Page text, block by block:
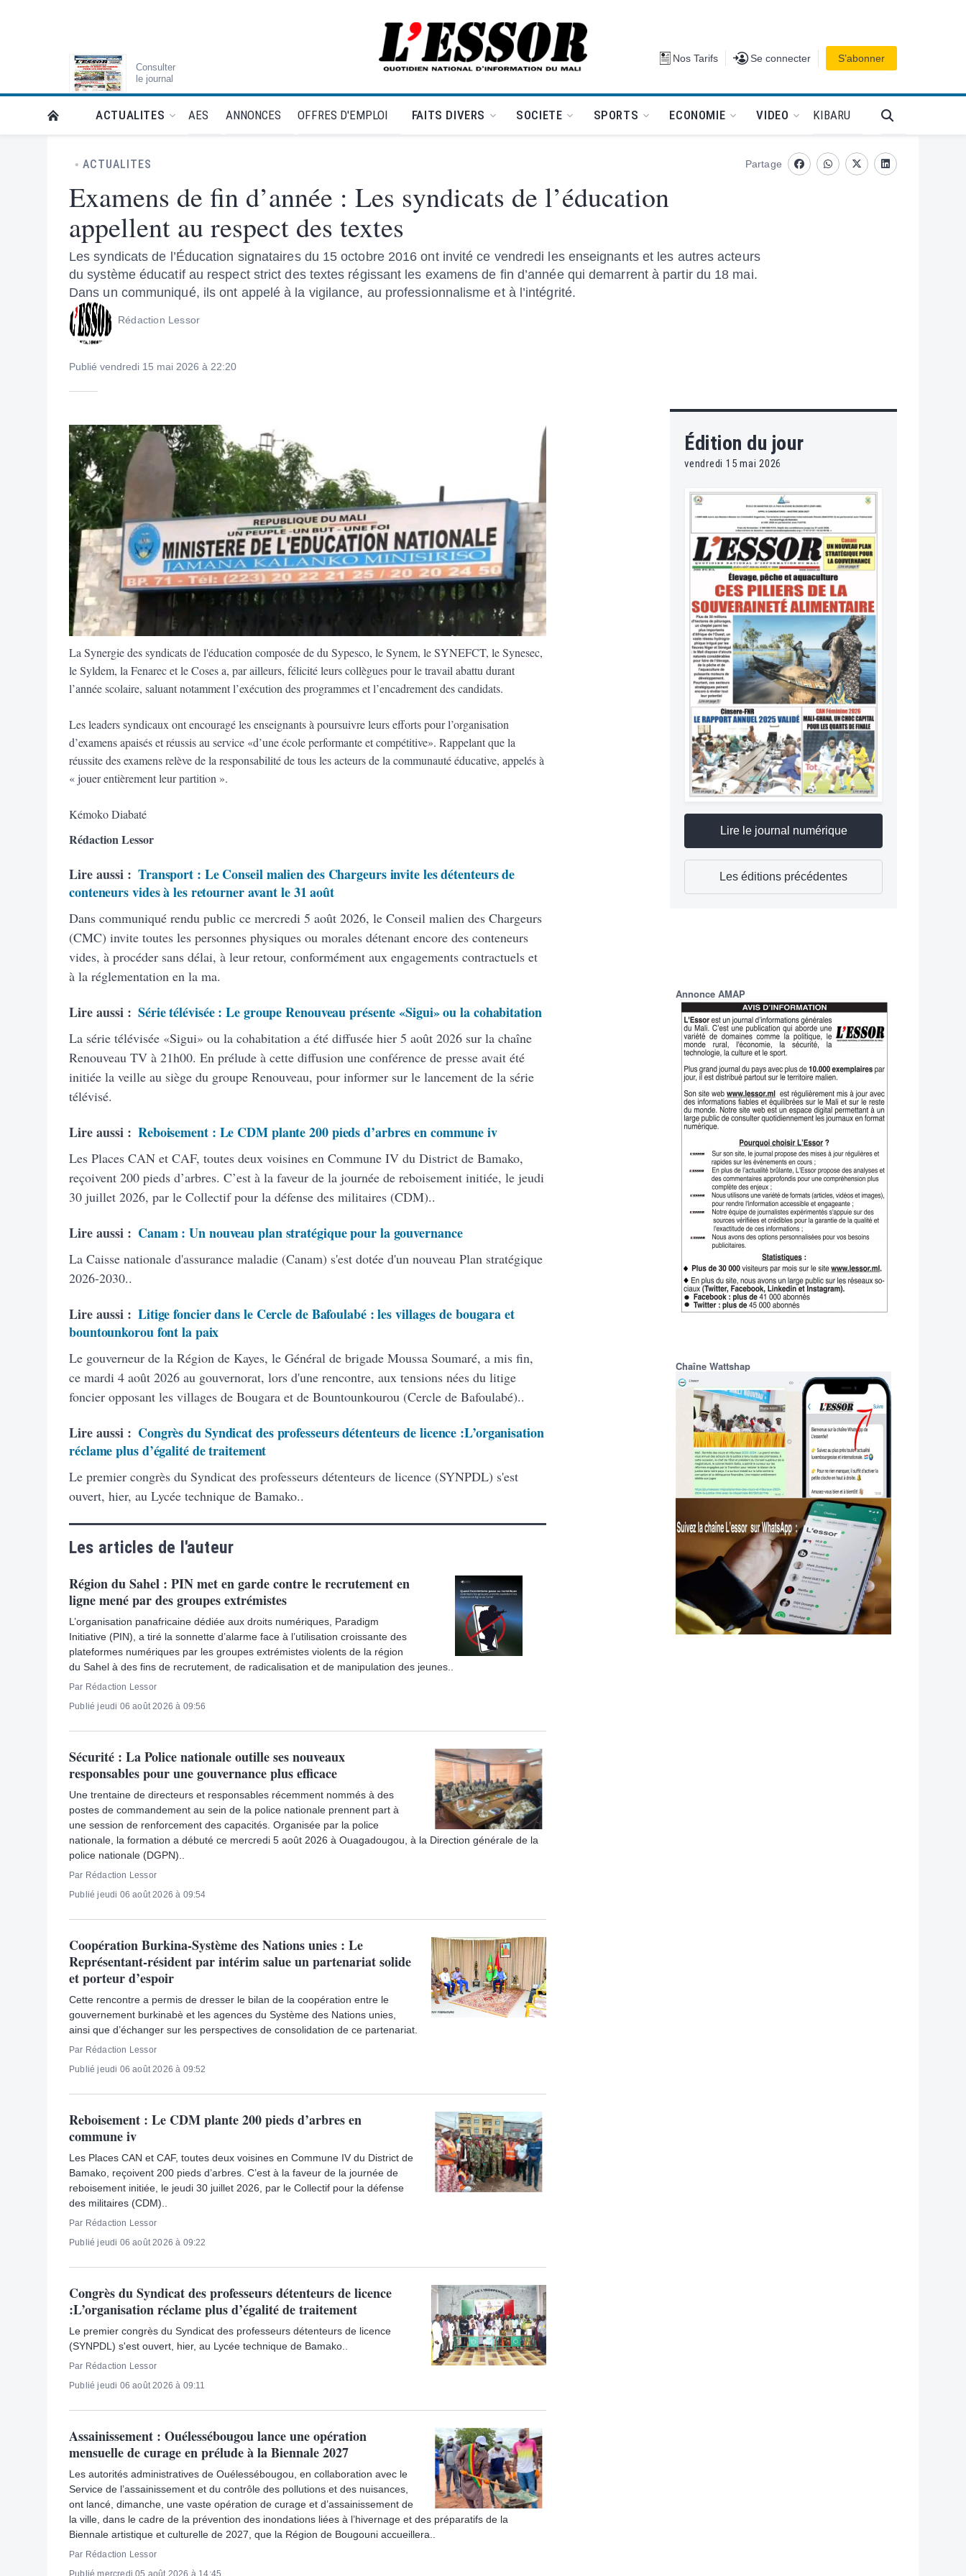
Consulter
le journal
L'Essor - retour à la une Nos Tarifs Se connecter
Se connecter S’abonner
RETOUR À LA PAGE D’ACCUEIL DE L'ESSOR
ACTUALITES AES ANNONCES OFFRES D'EMPLOI FAITS DIVERS SOCIETE SPORTS ECONOMIE VIDEO KIBARU
ACTUALITES
Examens de fin d’année : Les syndicats de l’éducation
appellent au respect des textes
Les syndicats de l’Éducation signataires du 15 octobre 2016 ont invité ce vendredi les enseignants et les autres acteurs
du système éducatif au respect strict des textes régissant les examens de fin d’année qui demarrent à partir du 18 mai.
Dans un communiqué, ils ont appelé à la vigilance, au professionnalisme et à l’intégrité.
Rédaction Lessor
Publié vendredi 15 mai 2026 à 22:20
Partage
FacebookwhatsappTwitterLinkedin
La Synergie des syndicats de l'éducation composée de du Sypesco, le Synem, le SYNEFCT, le Synesec,
le Syldem, la Fenarec et le Coses a, par ailleurs, félicité leurs collègues pour le travail abattu durant
l’année scolaire, saluant notamment l’exécution des programmes et l’encadrement des candidats.
Les leaders syndicaux ont encouragé les enseignants à poursuivre leurs efforts pour l’organisation
d’examens apaisés et réussis au service «d’une école performante et compétitive». Rappelant que la
réussite des examens relève de la responsabilité de tous les acteurs de la communauté éducative, appelés à
« jouer entièrement leur partition ».
Kémoko Diabaté
Rédaction Lessor
Lire aussi : Transport : Le Conseil malien des Chargeurs invite les détenteurs de
conteneurs vides à les retourner avant le 31 août
Dans communiqué rendu public ce mercredi 5 août 2026, le Conseil malien des Chargeurs
(CMC) invite toutes les personnes physiques ou morales détenant encore des conteneurs
vides, à procéder sans délai, à leur retour, conformément aux engagements contractuels et
à la réglementation en la ma.
Lire aussi : Série télévisée : Le groupe Renouveau présente «Sigui» ou la cohabitation
La série télévisée «Sigui» ou la cohabitation a été diffusée hier 5 août 2026 sur la chaîne
Renouveau TV à 21h00. En prélude à cette diffusion une conférence de presse avait été
initiée la veille au siège du groupe Renouveau, pour informer sur le lancement de la série
télévisé.
Lire aussi : Reboisement : Le CDM plante 200 pieds d’arbres en commune iv
Les Places CAN et CAF, toutes deux voisines en Commune IV du District de Bamako,
reçoivent 200 pieds d’arbres. C’est à la faveur de la journée de reboisement initiée, le jeudi
30 juillet 2026, par le Collectif pour la défense des militaires (CDM)..
Lire aussi : Canam : Un nouveau plan stratégique pour la gouvernance
La Caisse nationale d'assurance maladie (Canam) s'est dotée d'un nouveau Plan stratégique
2026-2030..
Lire aussi : Litige foncier dans le Cercle de Bafoulabé : les villages de bougara et
bountounkorou font la paix
Le gouverneur de la Région de Kayes, le Général de brigade Moussa Soumaré, a mis fin,
ce mardi 4 août 2026 au gouvernorat, lors d'une rencontre, aux tensions nées du litige
foncier opposant les villages de Bougara et de Bountounkourou (Cercle de Bafoulabé)..
Lire aussi : Congrès du Syndicat des professeurs détenteurs de licence :L’organisation
réclame plus d’égalité de traitement
Le premier congrès du Syndicat des professeurs détenteurs de licence (SYNPDL) s'est
ouvert, hier, au Lycée technique de Bamako..
Les articles de l'auteur
Région du Sahel : PIN met en garde contre le recrutement en
ligne mené par des groupes extrémistes
L’organisation panafricaine dédiée aux droits numériques, Paradigm
Initiative (PIN), a tiré la sonnette d’alarme face à l’utilisation croissante des
plateformes numériques par les groupes extrémistes violents de la région
du Sahel à des fins de recrutement, de radicalisation et de manipulation des jeunes..
Par Rédaction Lessor
Publié jeudi 06 août 2026 à 09:56
Sécurité : La Police nationale outille ses nouveaux
responsables pour une gouvernance plus efficace
Une trentaine de directeurs et responsables récemment nommés à des
postes de commandement au sein de la police nationale prennent part à
une session de renforcement des capacités. Organisée par la police
nationale, la formation a débuté ce mercredi 5 août 2026 à Ouagadougou, à la Direction générale de la
police nationale (DGPN)..
Par Rédaction Lessor
Publié jeudi 06 août 2026 à 09:54
Coopération Burkina-Système des Nations unies : Le
Représentant-résident par intérim salue un partenariat solide
et porteur d’espoir
Cette rencontre a permis de dresser le bilan de la coopération entre le
gouvernement burkinabè et les agences du Système des Nations unies,
ainsi que d’échanger sur les perspectives de consolidation de ce partenariat.
Par Rédaction Lessor
Publié jeudi 06 août 2026 à 09:52
Reboisement : Le CDM plante 200 pieds d’arbres en
commune iv
Les Places CAN et CAF, toutes deux voisines en Commune IV du District de
Bamako, reçoivent 200 pieds d’arbres. C’est à la faveur de la journée de
reboisement initiée, le jeudi 30 juillet 2026, par le Collectif pour la défense
des militaires (CDM)..
Par Rédaction Lessor
Publié jeudi 06 août 2026 à 09:22
Congrès du Syndicat des professeurs détenteurs de licence
:L’organisation réclame plus d’égalité de traitement
Le premier congrès du Syndicat des professeurs détenteurs de licence
(SYNPDL) s'est ouvert, hier, au Lycée technique de Bamako..
Par Rédaction Lessor
Publié jeudi 06 août 2026 à 09:11
Assainissement : Ouélessébougou lance une opération
mensuelle de curage en prélude à la Biennale 2027
Les autorités administratives de Ouélessébougou, en collaboration avec le
Service de l’assainissement et du contrôle des pollutions et des nuisances,
ont lancé, dimanche, une vaste opération de curage et d’assainissement de
la ville, dans le cadre de la prévention des inondations liées à l’hivernage et des préparatifs de la
Biennale artistique et culturelle de 2027, que la Région de Bougouni accueillera..
Par Rédaction Lessor
Édition du jour
vendredi 15 mai 2026
Lire le journal numérique
Les éditions précédentes
Annonce AMAP
Chaîne Wattshap